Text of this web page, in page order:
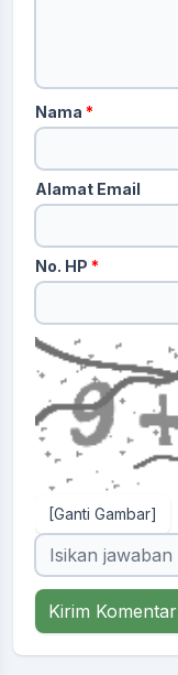
Nama *
Alamat Email
No. HP *
[Ganti Gambar]
Kirim Komentar